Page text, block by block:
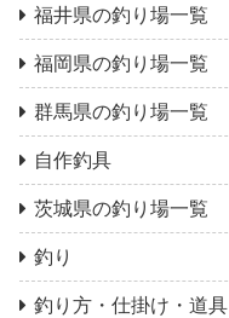
福井県の釣り場一覧
福岡県の釣り場一覧
群馬県の釣り場一覧
自作釣具
茨城県の釣り場一覧
釣り
釣り方・仕掛け・道具